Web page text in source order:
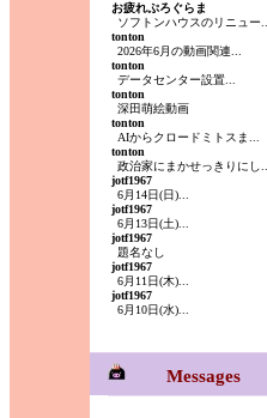
お疲れぷろぐらま
ソフトンハウスのリニュー...
tonton
2026年6月の動画関連...
tonton
データセンター設置...
tonton
深田萌絵動画
tonton
AIからクロードミトスま...
tonton
政治家にまかせっきりにし...
jotf1967
6月14日(日)...
jotf1967
6月13日(土)...
jotf1967
題名なし
jotf1967
6月11日(木)...
jotf1967
6月10日(水)...
Messages